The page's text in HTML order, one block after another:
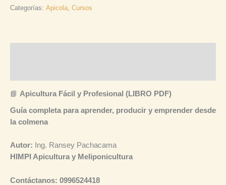
Categorías: Apicola Cursos
📘 Apicultura Fácil y Profesional (LIBRO PDF)
Guía completa para aprender, producir y emprender desde
la colmena
Autor: Ing. Ransey Pachacama
HIMPI Apicultura y Meliponicultura
Contáctanos: 0996524418